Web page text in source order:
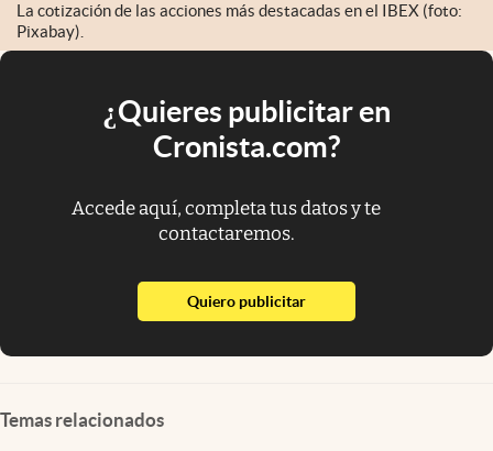
La cotización de las acciones más destacadas en el IBEX (foto:
Pixabay).
¿Quieres publicitar en
Cronista.com?
Accede aquí, completa tus datos y te
contactaremos.
Quiero publicitarabre en nueva pestaña
Temas relacionados